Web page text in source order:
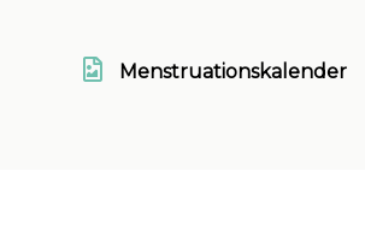
Menstruationskalender